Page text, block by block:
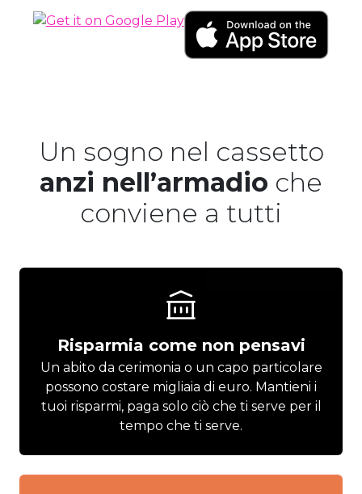
Un sogno nel cassetto
anzi nell’armadio che
conviene a tutti
Risparmia come non pensavi
Un abito da cerimonia o un capo particolare
possono costare migliaia di euro. Mantieni i
tuoi risparmi, paga solo ciò che ti serve per il
tempo che ti serve.